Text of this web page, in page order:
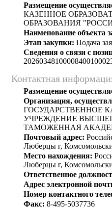
Размещение
КАЗЕННОЕ
ОБРАЗОВАНИЯ
Наименование объекта
Этап закупки: Подача
Сведения о связи с
Контактная
Размещение
Организация,
ГОСУДАРСТВЕННОЕ
УЧРЕЖДЕНИЕ
ТАМОЖЕННАЯ
Почтовый адрес:
Люберцы г,
Место нахождения:
Люберцы г,
Ответственное
Адрес электронной
Номер контактного
Факс: 8-495-5037736